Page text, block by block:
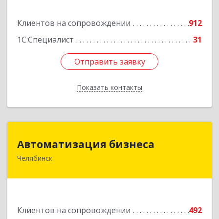
Клиентов на сопровождении
912
1С:Специалист
31
Отправить заявку
Показать контакты
Отправить заявку
Назад
Автоматизация бизнеса
Челябинск
Клиентов на сопровождении
492
Автоматизация бизнеса
454018, Челябинская обл, Челябинский г.о.,
Подробнее